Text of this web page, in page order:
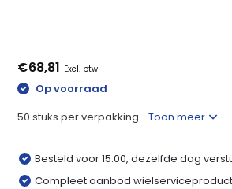
€68,81 Excl. btw
Op voorraad
50 stuks per verpakking...Toon meer
Besteld voor 15:00, dezelfde dag
Compleet aanbod